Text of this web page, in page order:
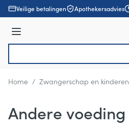
Ga naar de inhoud
Veilige betalingen Apothekersadvies
Menu
Home / Zwangerschap en kinderen
Andere voeding